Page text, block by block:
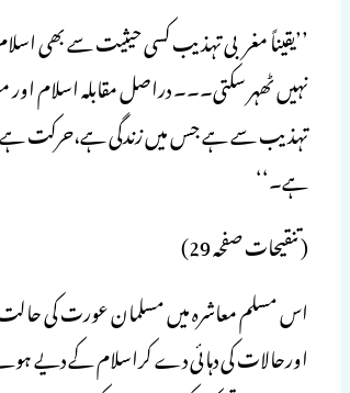
’’یقیناً مغربی تہذیب کسی حیثیت سے بھی
نہیں ٹھہر سکتی۔۔۔ دراصل مقابلہ اسلام اور
تہذیب سے ہے جس میں زندگی ہے،حرکت
ہے۔‘‘
( تنقیحات صفحہ 29)
اس مسلم معاشرہ میں مسلمان عورت کی
اورحالات کی دہائی دے کراسلام کے دیے